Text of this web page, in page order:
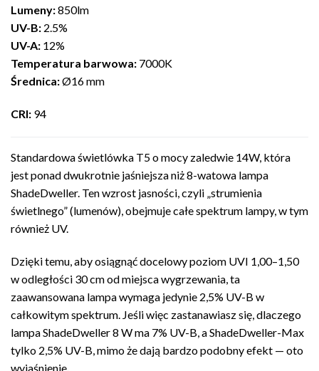
Lumeny:850lm
UV-B: 2.5%
UV-A: 12%
Temperatura barwowa: 7000K
Średnica:Ø16 mm
CRI: 94
Standardowa świetlówka T5 o mocy zaledwie 14W, która
jest ponad dwukrotnie jaśniejsza niż 8-watowa lampa
ShadeDweller. Ten wzrost jasności, czyli „strumienia
świetlnego” (lumenów), obejmuje całe spektrum lampy, w tym
również UV.
Dzięki temu, aby osiągnąć docelowy poziom UVI 1,00–1,50
w odległości 30 cm od miejsca wygrzewania, ta
zaawansowana lampa wymaga jedynie 2,5% UV-B w
całkowitym spektrum. Jeśli więc zastanawiasz się, dlaczego
lampa ShadeDweller 8 W ma 7% UV-B, a ShadeDweller-Max
tylko 2,5% UV-B, mimo że dają bardzo podobny efekt — oto
wyjaśnienie.